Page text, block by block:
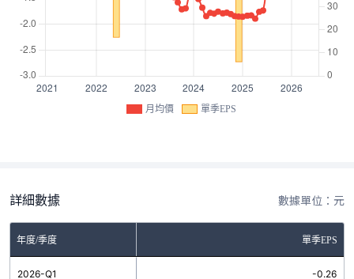
月均價 單季EPS
詳細數據 數據單位：元
年度/季度 單季EPS
2026-Q1 -0.26